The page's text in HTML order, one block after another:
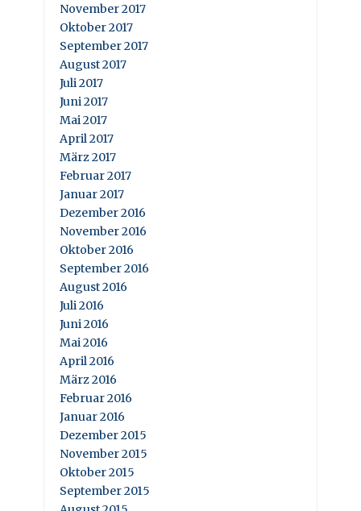
November 2017
Oktober 2017
September 2017
August 2017
Juli 2017
Juni 2017
Mai 2017
April 2017
März 2017
Februar 2017
Januar 2017
Dezember 2016
November 2016
Oktober 2016
September 2016
August 2016
Juli 2016
Juni 2016
Mai 2016
April 2016
März 2016
Februar 2016
Januar 2016
Dezember 2015
November 2015
Oktober 2015
September 2015